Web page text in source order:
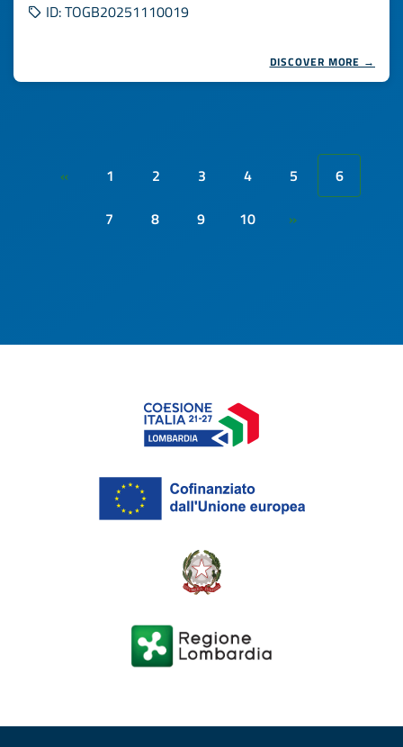
ID: TOGB20251110019
DISCOVER MORE →
« 1 2 3 4 5
6
7
8 9 10 »